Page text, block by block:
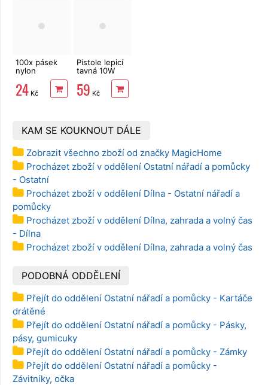
100x pásek
nylon
2,5x150 mm,
černá
24 Kč
Pistole lepicí
tavná 10W
7mm tyčinky
59 Kč
KAM SE KOUKNOUT DÁLE
Zobrazit všechno zboží od značky MagicHome
Procházet zboží v oddělení Ostatní nářadí a pomůcky
- Ostatní
Procházet zboží v oddělení Dílna - Ostatní nářadí a
pomůcky
Procházet zboží v oddělení Dílna, zahrada a volný čas
- Dílna
Procházet zboží v oddělení Dílna, zahrada a volný čas
PODOBNÁ ODDĚLENÍ
Přejít do oddělení Ostatní nářadí a pomůcky - Kartáče
drátěné
Přejít do oddělení Ostatní nářadí a pomůcky - Pásky,
pásy, gumicuky
Přejít do oddělení Ostatní nářadí a pomůcky - Zámky
Přejít do oddělení Ostatní nářadí a pomůcky -
Závitníky, očka